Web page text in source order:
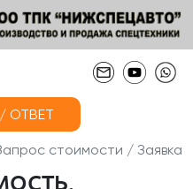
ОТВЕТ
стоимости / Заявка